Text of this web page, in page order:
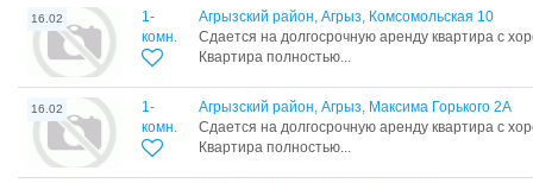
16.02
1-
комн.
Агрызский район, Агрыз, Комсомольская 10
Сдается на долгосрочную аренду квартира с
Квартира полностью...
16.02
1-
комн.
Агрызский район, Агрыз, Максима Горького 2А
Сдается на долгосрочную аренду квартира с
Квартира полностью...